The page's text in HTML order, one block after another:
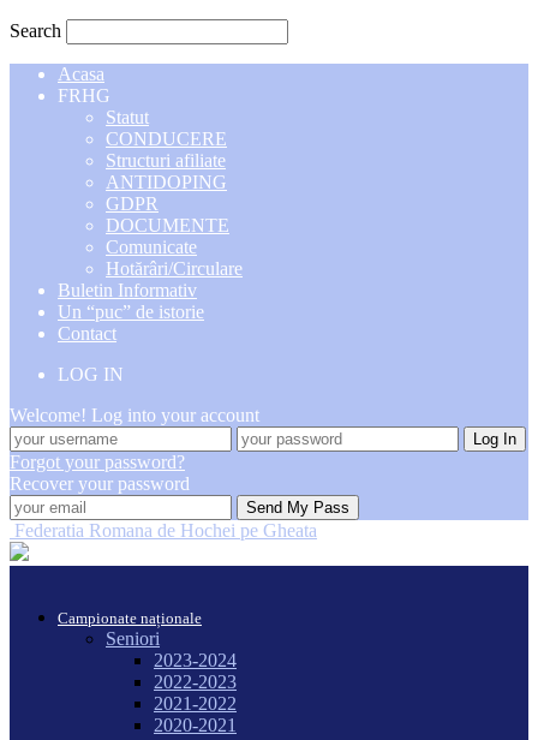
Search
Acasa
FRHG
Statut
CONDUCERE
Structuri afiliate
ANTIDOPING
GDPR
DOCUMENTE
Comunicate
Hotărâri/Circulare
Buletin Informativ
Un “puc” de istorie
Contact
LOG IN
Welcome! Log into your account
Forgot your password?
Recover your password
Federatia Romana de Hochei pe Gheata
Campionate naționale
Seniori
2023-2024
2022-2023
2021-2022
2020-2021